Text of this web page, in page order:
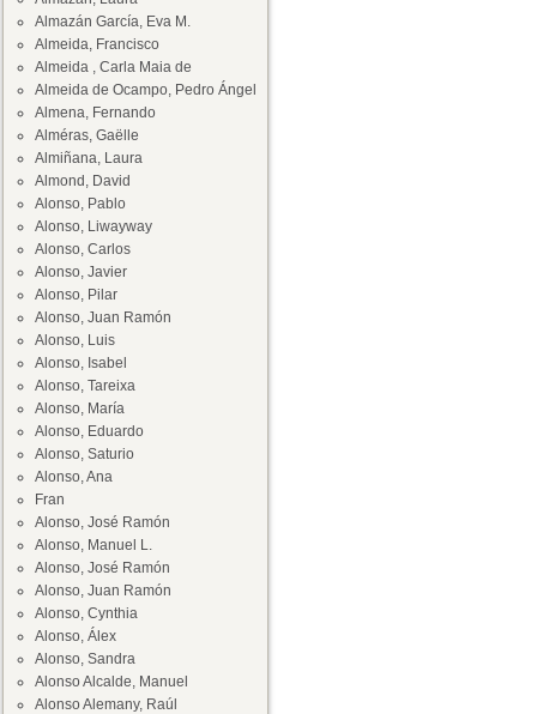
Almazán García, Eva M.
Almeida, Francisco
Almeida , Carla Maia de
Almeida de Ocampo, Pedro Ángel
Almena, Fernando
Alméras, Gaëlle
Almiñana, Laura
Almond, David
Alonso, Pablo
Alonso, Liwayway
Alonso, Carlos
Alonso, Javier
Alonso, Pilar
Alonso, Juan Ramón
Alonso, Luis
Alonso, Isabel
Alonso, Tareixa
Alonso, María
Alonso, Eduardo
Alonso, Saturio
Alonso, Ana
Fran
Alonso, José Ramón
Alonso, Manuel L.
Alonso, José Ramón
Alonso, Juan Ramón
Alonso, Cynthia
Alonso, Álex
Alonso, Sandra
Alonso Alcalde, Manuel
Alonso Alemany, Raúl